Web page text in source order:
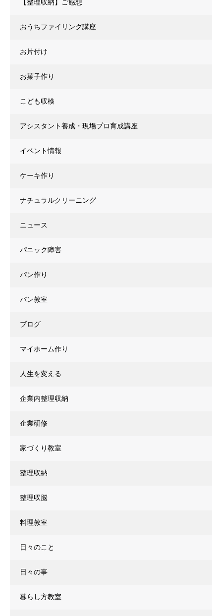
【整理収納】ご感想
おうちファイリング講座
お片付け
お菓子作り
こども収検
アシスタント養成・現場プロ育成講座
イベント情報
ケーキ作り
ナチュラルクリーニング
ニュース
パニック障害
パン作り
パン教室
ブログ
マイホーム作り
人生を変える
企業内整理収納
企業研修
家づくり教室
整理収納
整理収脳
料理教室
日々のこと
日々の事
暮らし方教室